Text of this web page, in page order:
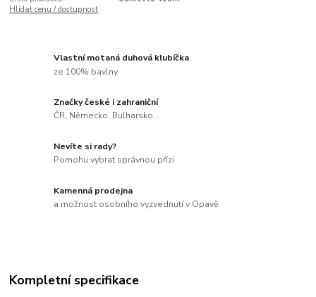
Hlídat cenu / dostupnost
Vlastní motaná duhová klubíčka
ze 100% bavlny
Značky české i zahraniční
ČR, Německo, Bulharsko...
Nevíte si rady?
Pomohu vybrat správnou přízi
Kamenná prodejna
a možnost osobního vyzvednutí v Opavě
Kompletní specifikace